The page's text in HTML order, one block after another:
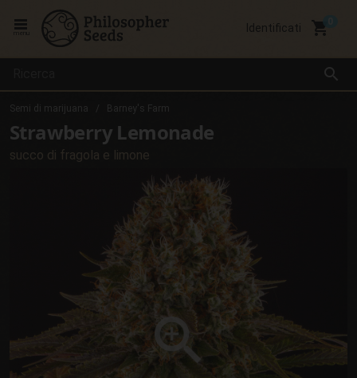
search
Identificati local_grocery_store
Semi di marijuana Barney's Farm
Strawberry Lemonade
succo di fragola e limone